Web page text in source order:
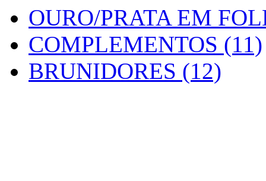
OURO/PRATA EM
COMPLEMENTOS (11)
BRUNIDORES (12)